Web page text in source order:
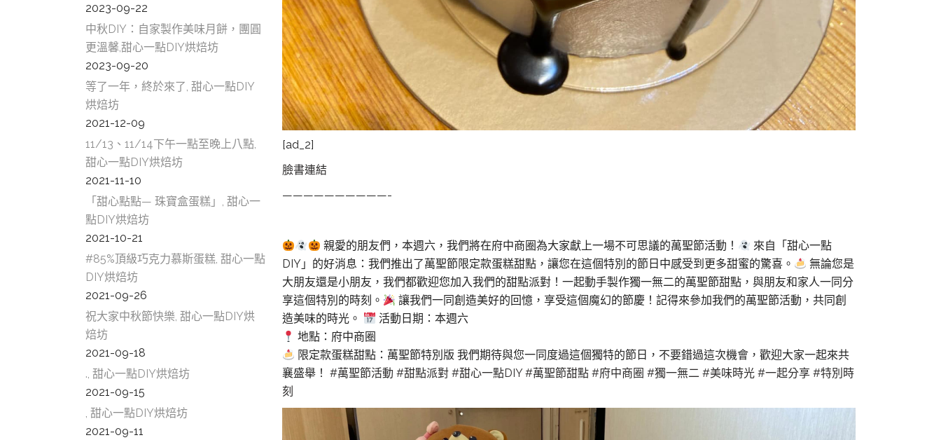
[ad_2]
臉書連結
——————————-
親愛的朋友們，本週六，我們將在府中商圈為大家獻上一場不可思議的萬聖節活動！
來自「甜心一點
DIY」的好消息：我們推出了萬聖節限定款蛋糕甜點，讓您在這個特別的節日中感受到更多甜蜜的驚喜。
無論您是
大朋友還是小朋友，我們都歡迎您加入我們的甜點派對！一起動手製作獨一無二的萬聖節甜點，與朋友和家人一同分
享這個特別的時刻。
讓我們一同創造美好的回憶，享受這個魔幻的節慶！記得來參加我們的萬聖節活動，共同創
造美味的時光。
活動日期：本週六
地點：府中商圈
限定款蛋糕甜點：萬聖節特別版 我們期待與您一同度過這個獨特的節日，不要錯過這次機會，歡迎大家一起來共
襄盛舉！ #萬聖節活動 #甜點派對 #甜心一點DIY #萬聖節甜點 #府中商圈 #獨一無二 #美味時光 #一起分享 #特別時
刻
2023-09-22
中秋DIY：自家製作美味月餅，團圓
更溫馨,甜心一點DIY烘焙坊
2023-09-20
等了一年，終於來了, 甜心一點DIY
烘焙坊
2021-12-09
11/13、11/14下午一點至晚上八點,
甜心一點DIY烘焙坊
2021-11-10
「甜心點點— 珠寶盒蛋糕」, 甜心一
點DIY烘焙坊
2021-10-21
#85%頂級巧克力慕斯蛋糕, 甜心一點
DIY烘焙坊
2021-09-26
祝大家中秋節快樂, 甜心一點DIY烘
焙坊
2021-09-18
., 甜心一點DIY烘焙坊
2021-09-15
, 甜心一點DIY烘焙坊
2021-09-11